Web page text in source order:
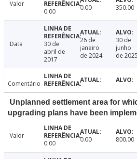
Valor
0.00
0.00 350.00
Data
30 de
abril de
2017
26 de
janeiro
de 2024
30 de
junho
de 2025
Comentário
Unplanned settlement area for
upgrading plans have been
Valor
0.00
0.00 800.00